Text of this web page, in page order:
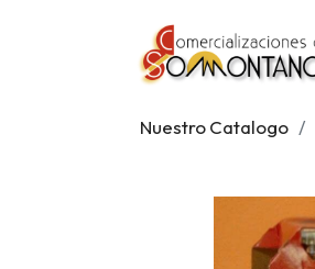
Nuestro Catalogo